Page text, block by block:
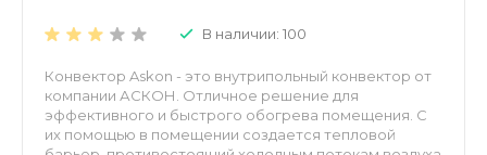
В наличии: 100
Конвектор Askon - это внутрипольный конвектор от
компании АСКОН. Отличное решение для
эффективного и быстрого обогрева помещения. С
их помощью в помещении создается тепловой